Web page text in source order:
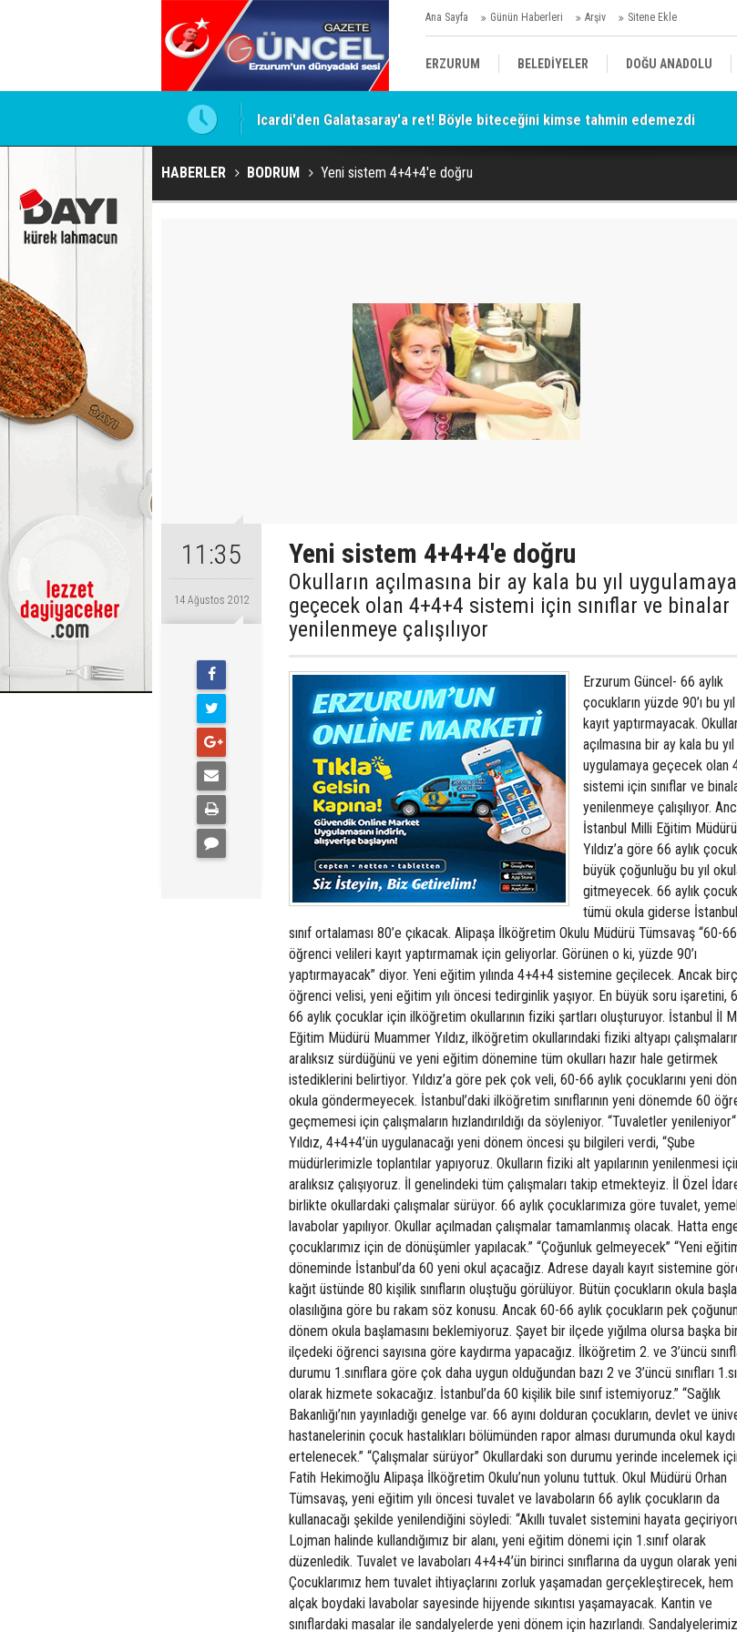
Ana Sayfa Günün Haberleri Arşiv Sitene Ekle
ERZURUM BELEDİYELER DOĞU ANADOLU
SİYASET AFAD/ SAVAŞ SPOR
KÜLTÜR/SANAT//MAĞAZİN
Icardi'den Galatasaray'a ret! Böyle biteceğini kimse tahmin edemezdi
HABERLER BODRUM Yeni sistem 4+4+4'e doğru
11:35
14 Ağustos 2012
Yeni sistem 4+4+4'e doğru
Okulların açılmasına bir ay kala bu yıl uygulamaya
geçecek olan 4+4+4 sistemi için sınıflar ve binalar
yenilenmeye çalışılıyor
Erzurum Güncel- 66 aylık çocukların yüzde 90’ı bu yıl okula kayıt yaptırmayacak. Okulların açılmasına bir ay kala bu yıl uygulamaya geçecek olan 4+4+4 sistemi için sınıflar ve binalar yenilenmeye çalışılıyor. Ancak İstanbul Milli Eğitim Müdürü Yıldız’a göre 66 aylık çocukların büyük çoğunluğu bu yıl okula gitmeyecek. 66 aylık çocukların tümü okula giderse İstanbul’da sınıf ortalaması 80’e çıkacak. Alipaşa İlköğretim Okulu Müdürü Tümsavaş “60-66 aylık öğrenci velileri kayıt yaptırmamak için geliyorlar. Görünen o ki, yüzde 90’ı yaptırmayacak” diyor. Yeni eğitim yılında 4+4+4 sistemine geçilecek. Ancak birçok öğrenci velisi, yeni eğitim yılı öncesi tedirginlik yaşıyor. En büyük soru işaretini, 60 ve 66 aylık çocuklar için ilköğretim okullarının fiziki şartları oluşturuyor. İstanbul İl Milli Eğitim Müdürü Muammer Yıldız, ilköğretim okullarındaki fiziki altyapı çalışmalarının aralıksız sürdüğünü ve yeni eğitim dönemine tüm okulları hazır hale getirmek istediklerini belirtiyor. Yıldız’a göre pek çok veli, 60-66 aylık çocuklarını yeni dönemde okula göndermeyecek. İstanbul’daki ilköğretim sınıflarının yeni dönemde 60 öğrenciyi geçmemesi için çalışmaların hızlandırıldığı da söyleniyor. “Tuvaletler yenileniyor“ Yıldız, 4+4+4’ün uygulanacağı yeni dönem öncesi şu bilgileri verdi, “Şube müdürlerimizle toplantılar yapıyoruz. Okulların fiziki alt yapılarının yenilenmesi için aralıksız çalışıyoruz. İl genelindeki tüm çalışmaları takip etmekteyiz. İl Özel İdaresi’yle birlikte okullardaki çalışmalar sürüyor. 66 aylık çocuklarımıza göre tuvalet, yemekhane, lavabolar yapılıyor. Okullar açılmadan çalışmalar tamamlanmış olacak. Hatta engelli çocuklarımız için de dönüşümler yapılacak.” “Çoğunluk gelmeyecek” “Yeni eğitim döneminde İstanbul’da 60 yeni okul açacağız. Adrese dayalı kayıt sistemine göre kağıt üstünde 80 kişilik sınıfların oluştuğu görülüyor. Bütün çocukların okula başlama olasılığına göre bu rakam söz konusu. Ancak 60-66 aylık çocukların pek çoğunun bu dönem okula başlamasını beklemiyoruz. Şayet bir ilçede yığılma olursa başka bir ilçedeki öğrenci sayısına göre kaydırma yapacağız. İlköğretim 2. ve 3’üncü sınıfların durumu 1.sınıflara göre çok daha uygun olduğundan bazı 2 ve 3’üncü sınıfları 1.sınıf olarak hizmete sokacağız. İstanbul’da 60 kişilik bile sınıf istemiyoruz.” “Sağlık Bakanlığı’nın yayınladığı genelge var. 66 ayını dolduran çocukların, devlet ve üniversite hastanelerinin çocuk hastalıkları bölümünden rapor alması durumunda okul kaydı ertelenecek.” “Çalışmalar sürüyor” Okullardaki son durumu yerinde incelemek için Fatih Hekimoğlu Alipaşa İlköğretim Okulu’nun yolunu tuttuk. Okul Müdürü Orhan Tümsavaş, yeni eğitim yılı öncesi tuvalet ve lavaboların 66 aylık çocukların da kullanacağı şekilde yenilendiğini söyledi: “Akıllı tuvalet sistemini hayata geçiriyoruz. Lojman halinde kullandığımız bir alanı, yeni eğitim dönemi için 1.sınıf olarak düzenledik. Tuvalet ve lavaboları 4+4+4’ün birinci sınıflarına da uygun olarak yeniledik. Çocuklarımız hem tuvalet ihtiyaçlarını zorluk yaşamadan gerçekleştirecek, hem de alçak boydaki lavabolar sayesinde hijyende sıkıntısı yaşamayacak. Kantin ve sınıflardaki masalar ile sandalyelerde yeni dönem için hazırlandı. Sandalyelerimizi yükselttik. Böylelikle hem küçük yaştaki öğrenciler masada rahatça ders işleyecek, hem de ayakları yere değmeyeceği için tenefüs sonraları bacaklarını dinlendirmiş olacaklar. Sadece akıllı tuvaletler için 65 bin lira harcadık.” “Yaptırmamaya geliyorlar” “Çocuklarımız 45-47 kişilik sınıflarda eğitim görecek. Bu yıl 5.sınıflar olmayacağından, geçen yıl 5.sınıfta eğitim veren öğretmenlerimiz 1.sınıflara ders verecek. 60-66 aylık öğrencilerin velileri kayıt yaptırmamak için geliyorlar. Görünen o ki, bu yaş grubunun yüzde 90’ı bu yıl kayıt yaptırmayacak. 66 aylıktan büyük öğrencilerin velileri kayıt yaptırmak istemezse rapor getirmek zorunda. Ancak şu ana kadar böyle bir durumla karşı karşıya kalmadık. Şayet 60-66 aylık öğrenci kayıtları bir sınıfı dolduracak kadar olursa bu yaş grubunu özel olarak ayrı bir sınıfta okutacağız. 4+4+4’ün birinci sınıfları için 5 derslik ayırdık. Geçen yıl 4 dersliğimiz vardı. Çalışmalarımız tamam gibi.” ‘Çocuk vardır kalem bile tutamaz, okul için 115 santim ve 20 kilo olmalı’ Prof.Dr.Özdemir İlter (Türk Pediatri Kurumu Onursal Başkanı-Çocuk Hekimi) “Sağlık Bakanlığı’nın rapor genelgesini doğru bulmuyorum. Çocukların gelişim dönemlerini ayrı ayrı değerlendirmek gerekir. Her yaşın kendine özgü bedensel ve ruhsal gelişim ve özellikleri vardır. Yeni doğmuş çocukla, oyun çağındaki çocuk farklıdır. Oyun çağını geçmemiş bir çocuğu okula başlatmak doğru değil. 66 aylık çocuğun ruh durumunu anlayan kaç öğretmen var? Bana göre 4+4+4 çocukları bir kalıba dökmek için oluşturulan bir sistem. Her çocuğun okuldaki durum ve değerlendirmesini yapacak kişi öğretmenleridir. Çocuğa rapor almak çözüm olmaz. Gerçek bir rapor için çocuk hekimi, çocuk psikiyatristi ve nörolog incelemesi gerekir. Çocuğun beyin-motor gelişimi çok önemlidir. “66 aylık bazı çocuklar vardır, kalem bile tutamaz. Çocuk stres yaşadıkça daha da büyük sorunlar yaşar. Okula başlayacak 66 aylık çocuğun boyu en az 115 santim, kilosu da 20’nin üzerinde olmalıdır. 66 aylık çocuk için okula başlamak çok erken bir yaş. Köy okullarındaki manzaraları göreceğiz. 60 aylık çocukla 72 aylık çocuk aynı sınıfta olacak. Sadece tuvalet yapmakla, sıra koymakla bu işler olmaz.” ‘Rapor almayın okula da yollamayın ceza veremezler’ Sağlık Bakanlığı 66 aylık çocuğunu okula göndermek istemeyen velilerin, bir yıl erteleme için gerekli olan raporun, kamu ve üniversiteye bağlı sağlık kurumlarında görev yapan çocuk sağlığı ve hastalıkları uzmanlarından alınacağını duyurdu. Ancak birçok veli, rapor konusunda endişeli. Bazı veliler, “Bu rapor ileride çocuğun karşısına çıkmaz mı?” diye sorarken, bazı veliler ise, “kim çocuğunu tıbbi rapor alarak ‘gerizekalı’ dedirtmek ister” diye tepki gösteriyor. Bakanlık da hazır değil VATAN’ın bu konudaki sorularını yanıtlayan Eğitim-Sen Yönetim Kurulu üyesi ve Basın Sekreteri Tuğrul Culfa, 66 ayını dolduran çocukların okula hazır olmadıklarını belirterek, “Bırakın bilim insanlarının çocukların buna hazır olmadığını söylemesini, buna Milli Eğitim de hazır değil. Çünkü hiçbir okuldaki sıralar, lavabolar, merdivenler o yaştaki bir çocuk için uygun değil. Bu yasayı çıkardılar ama işin içinden çıkamadılar. Milli Eğitim Bakanlığı konuya çözüm bulmak yerine, aileleri çocukların durumunu doktorlara havale etti” dedi. 5 yaş uygulamasının, 1983-1985 yıllarında denendiğini ve olumsuz sonuçlarından dolayı vazgeçilmiş bir uygulama olduğunu vurgulayan Culfa, “Velilerin çoğu çocuklarını okula göndermemek için bu raporu almak istiyor. Eğitim Sen olarak biz velilere, ‘rapor da almayın, çocuğunuzu okula da göndermeyin’ diyoruz. Çünkü bu velilerin hakkı. Bunun karşısında herhangi bir cezai işlem de uygulayamazlar” dedi. Tabipler Birliği kızgın Türk Tabibleri Birliği de rapor konusunda tepkili. Birlik yöneticileri bu konuya ilişkin özetle şunları ifade etti, “MEB çözüm bulmak yerine, aileleri doktorlara yönlendirerek soruna hastanelerden çözüm bekliyor. Bu durum kaygılı pek çok ailenin çocuğunu okula bu yıl başlatmamak için doktor kapısına dayanması yol açmıştır, açacaktır. Plansız, programsız bilim ve tarafların itirazlarını dikkate almadan dayatılan uygulamalar nedeniyle hekimler de zor duruma sokuluyor, ailelerle karşı karşıya bırakılıyor.” TTB yetkilileri, “Gelişim dönemi açısından henüz oyun çağında bulunan 66 aylık çocuğun okul öncesi eğitim almadan ilkokul disiplinine girmesi, onun ruhsal, duygusal ve bilişsel gelişimini sekteye uğratarak yıllarca sürecek olan akademik hayatı açısından olumsuz sonuçlar doğuracaktır. 5 yaş çocuğu (60-71 aylar arası) zihinsel, fiziksel, sosyal ve psikolojik olarak ilkokula henüz hazır değildir. Çocuğun okul eğitimine katılabilmesi için gerekli sosyal, duygusal, bilişsel, dil ve motor becerilerinin gelişimi 6 yaştan (72 ay) önce tamamlanmaz” görüşünü de yineledi. Veliler ne diyor? ‘66 aylık olsa göndermezdim’ 70 aylık İlayda Ünal, annesi Ümmühan Ünal’la birlikte kayıt yaptırmak için okul yolunu tutan miniklerden. Anne Ünal, 4+4+4 sisteminde 60-66 aylık öğrencilerin okula kayıt yaptıracak olmasını doğru bulmadığını söylüyor: “Kızım 20 Eylül 2006 doğumlu. Şayet İlayda 66 aylık olsaydı okula kaydını yaptırmazdım. 66 aylık çocukla 70 veya 72 aylık çocuğun fiziksel ve zihinsel gelişimi aynı değil. Çocuğum için bile ‘acaba zorluk yaşar mı’ diye endişelerim vardı. Neyseki okuldaki koşulları görünce içim rahatladı. Umarım yeni eğitim döneminde 66 aylık çocuklar yaşça büyük diğer çocukların arasında kaybolup gitmez.” ‘Neyse ki oğlum 73 aylık’ Talha Emin Mafratoğlu’nun annesi Sema Mafratoğlu’da bu yıl okul heyecanı yaşayacak velilerden. 73 aylık oğlu Talha’yı kayıt yaptırmak için Hekimoğlu Alipaşa İlköğretim Okulu’nun yolunu tutan Mafratoğlu şunları söyledi: “60 aylık bir çocuğun okula gitmesini doğru bulmam. Adrese dayalı kayıt sistemine göre okula geldik. Tuvaletler çok güzel olmuş. Tüm çocuklar sıkıntı yaşamadan kullanabilir. Çocukların anaokuluna gitmeden ilköğretime başlamaları onların gelişimleri açısından doğru değil. Neyse ki çocuğum 73 aylık. 66 aylık bir çocuk, zorluk yaşayabilir.” ‘O yaştaki çocuğu kaydetmek günah, diğer çocuklar arasında ezilip gider’ Özel Okullar Derneği Başkanı Cem Gülan, fiziki şartlar gereği 60-66 aylık çocukların kayıtlarını yapmadıklarını, okullarını 69 aylık çocuklar için dizayn ettiklerini söyledi Cem Gülan (Özel Okullar Derneği Başkanı) “Özel okulların fiziki şartları 69 aylık çocuğun ihtiyaçlarına göre yapılmıştır. Tuvaletler, sınıflar, lavabolar, yemekhane koşulları 69 aylık çocukların ihtiyaçlarını karşılayacak şekilde tasarlandı. Özel okullar yüzde 95 oranında 60-66 aylık çocukların bu yıl kaydını yapmadı. Özel okullar olarak 69 aylık ve üzeri çocukların kayıtları yapılıyor. 60-66 aylık çocuklar için yeni sınıflar açmak gerekir ki, bu da eğitim birliğine ters düşecek bir durum